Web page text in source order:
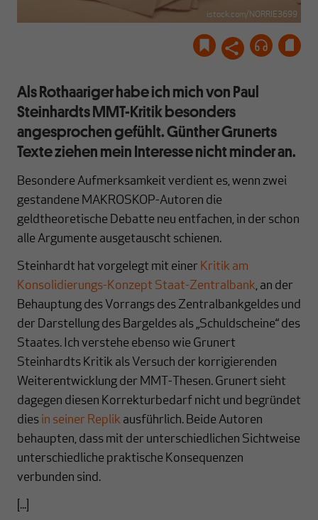
istock.com/NORRIE3699
Als Rothaariger habe ich mich von Paul
Steinhardts MMT-Kritik besonders
angesprochen gefühlt. Günther Grunerts
Texte ziehen mein Interesse nicht minder an.
Besondere Aufmerksamkeit verdient es, wenn zwei
gestandene MAKROSKOP-Autoren die
geldtheoretische Debatte neu entfachen, in der schon
alle Argumente ausgetauscht schienen.
Steinhardt hat vorgelegt mit einer Kritik am
Konsolidierungs-Konzept Staat-Zentralbank, an der
Behauptung des Vorrangs des Zentralbankgeldes und
der Darstellung des Bargeldes als „Schuldscheine“ des
Staates. Ich verstehe ebenso wie Grunert
Steinhardts Kritik als Versuch der korrigierenden
Weiterentwicklung der MMT-Thesen. Grunert sieht
dagegen diesen Korrekturbedarf nicht und begründet
dies in seiner Replik ausführlich. Beide Autoren
behaupten, dass mit der unterschiedlichen Sichtweise
unterschiedliche praktische Konsequenzen
verbunden sind.
[...]